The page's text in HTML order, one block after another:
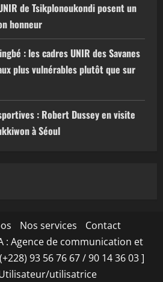
de Tsikplonoukondi posent un
honneur
: les cadres UNIR des Savanes
plus vulnérables plutôt que sur
: Robert Dussey en visite
à Séoul
Nos services
Contact
: Agence de communication et
93 56 76 67 / 90 14 36 03 ]
utilisatrice